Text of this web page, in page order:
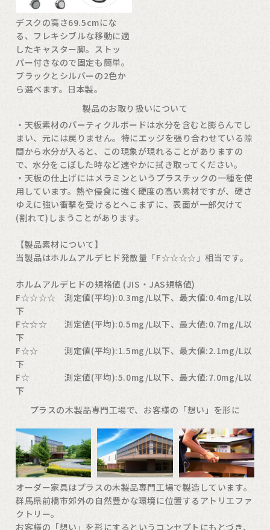
デスクの高さ69.5cmにな
る、フレキシブルな移動に適
したキャスター脚。ストッ
パー付きなので固定も簡単。
ブラックとシルバーの2色か
ら選べます。日本製。
製品のお取り扱いについて
・天板素材のパーティクルボードは水分を含むと膨らんでし
まい、元には戻りません。特にエッジを張り合わせている隙
間から水分が入ると、この現象が現れることがありますの
で、水分をこぼした時など速やかに拭き取ってください。
・天板の仕上げにはメラミンというプラスチックの一種を使
用しています。熱や侵食に強く硬度の高い素材ですが、硬さ
ゆえに強い衝撃を受けるとへこまずに、表面が一部欠けて
(割れて)しまうことがあります。
【製品素材について】
当製品はホルムアルデヒド発散量「F☆☆☆☆」相当です。
ホルムアルデヒドの規格値 (JIS・JAS規格値)
F☆☆☆☆ 測定値(平均):0.3mg/L以下、最大値:0.4mg/L以
下
F☆☆☆ 測定値(平均):0.5mg/L以下、最大値:0.7mg/L以
下
F☆☆ 測定値(平均):1.5mg/L以下、最大値:2.1mg/L以
下
F☆ 測定値(平均):5.0mg/L以下、最大値:7.0mg/L以
下
プラスの木製品専門工場で、お客様の「想い」を形に
オーダー家具はプラスの木製品専門工場で製造しています。
群馬県前橋市郊外の自然豊かな環境に位置するアトリエファ
クトリー。
お客様の「想い」を形にするというコンセプトにもとづき、